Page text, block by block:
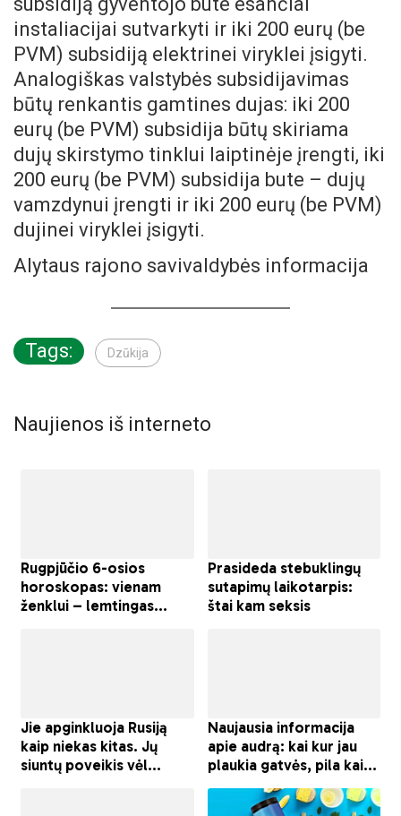
instaliacijai sutvarkyti ir iki 200 eurų (be
PVM) subsidiją elektrinei viryklei įsigyti.
Analogiškas valstybės subsidijavimas
būtų renkantis gamtines dujas: iki 200
eurų (be PVM) subsidija būtų skiriama
dujų skirstymo tinklui laiptinėje įrengti, iki
200 eurų (be PVM) subsidija bute – dujų
vamzdynui įrengti ir iki 200 eurų (be PVM)
dujinei viryklei įsigyti.
Alytaus rajono savivaldybės informacija
Tags: Dzūkija
Naujienos iš interneto